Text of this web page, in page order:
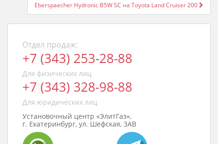
Eberspaecher Hydronic B5W SC на Toyota Land Cruiser 200
Отдел продаж:
+7 (343) 253-28-88
Для физических лиц
+7 (343) 328-98-88
Для юридических лиц
Установочный центр «ЭлитГаз»,
г. Екатеринбург, ул. Шефская, 3АВ